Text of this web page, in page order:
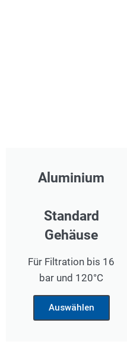
Aluminium
Standard
Gehäuse
Für Filtration bis 16
bar und 120°C
Auswählen